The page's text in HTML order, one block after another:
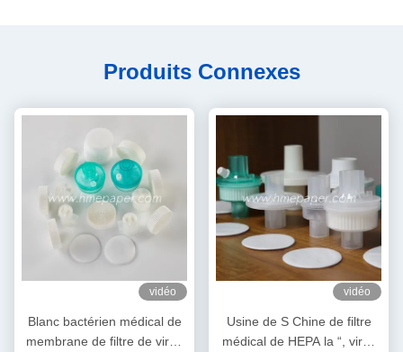
Produits Connexes
vidéo
Blanc bactérien médical de
membrane de filtre de virus
vidéo
Usine de S Chine de filtre
médical de HEPA la “, virus